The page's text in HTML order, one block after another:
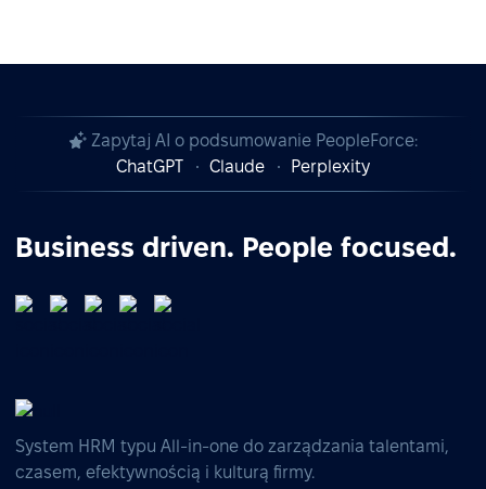
Zapytaj AI o podsumowanie PeopleForce:
ChatGPT
Claude Perplexity
Business driven. People focused.
System HRM typu All-in-one do zarządzania talentami,
czasem, efektywnością i kulturą firmy.